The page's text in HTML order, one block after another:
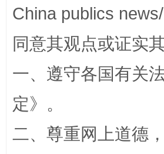
China publics
同意其观点或证实
一、遵守各国有关
定》。
二、尊重网上道德